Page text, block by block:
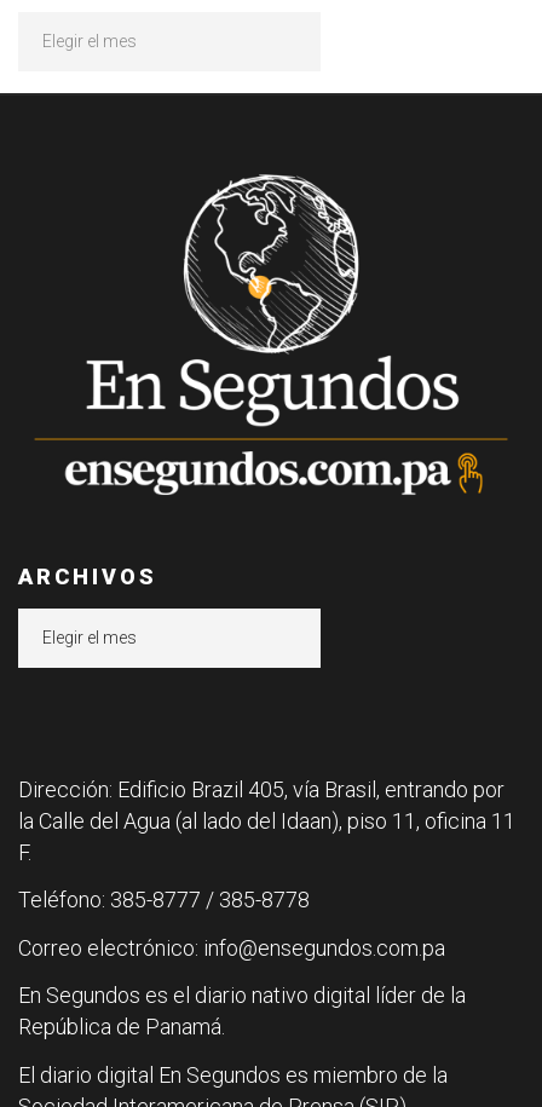
ARCHIVOS
Dirección: Edificio Brazil 405, vía Brasil, entrando por
la Calle del Agua (al lado del Idaan), piso 11, oficina 11
F.
Teléfono: 385-8777 / 385-8778
Correo electrónico: info@ensegundos.com.pa
En Segundos es el diario nativo digital líder de la
República de Panamá.
El diario digital En Segundos es miembro de la